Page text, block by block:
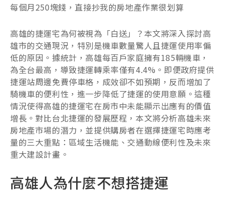
每個月250塊錢，直接抄我的房地產作業很划算
高雄的捷運宅為何被視為「白送」？本文將深入探討高
雄市的交通現況，特別是機車數量驚人且捷運使用率偏
低的原因。據統計，高雄每百戶家庭擁有185輛機車，
為全台最高，導致捷運轉乘率僅有4.4%。即便政府提供
捷運站周邊免費停車格，成效卻不如預期，反而增加了
騎機車的便利性，進一步降低了捷運的使用意願。這種
情況使得高雄的捷運宅在房市中未能顯示出應有的價值
增長。對比台北捷運的發展歷程，本文將分析高雄未來
房地產市場的潛力，並提供購房者在選擇捷運宅時應考
量的三大重點：區域生活機能、交通動線便利性及未來
重大建設計畫。
高雄人為什麼不想搭捷運